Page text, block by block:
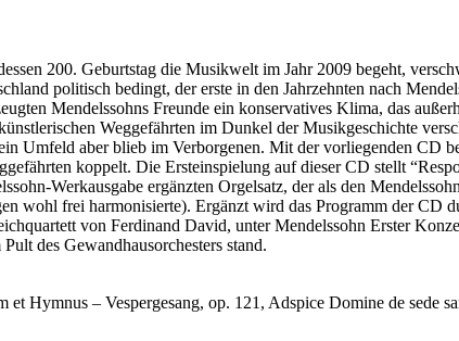
200. Geburtstag die Musikwelt im Jahr 2009 begeht,
politisch bedingt, der erste in den Jahrzehnten nach
Mendelssohns Freunde ein konservatives Klima, das
Weggefährten im Dunkel der Musikgeschichte
Umfeld aber blieb im Verborgenen. Mit der vorliegenden CD
koppelt. Die Ersteinspielung auf dieser CD stellt
Werkausgabe ergänzten Orgelsatz, der als den
wohl frei harmonisierte). Ergänzt wird das Programm der CD
von Ferdinand David, unter Mendelssohn Erster
des Gewandhausorchesters stand.
Hymnus – Vespergesang, op. 121, Adspice Domine de sede